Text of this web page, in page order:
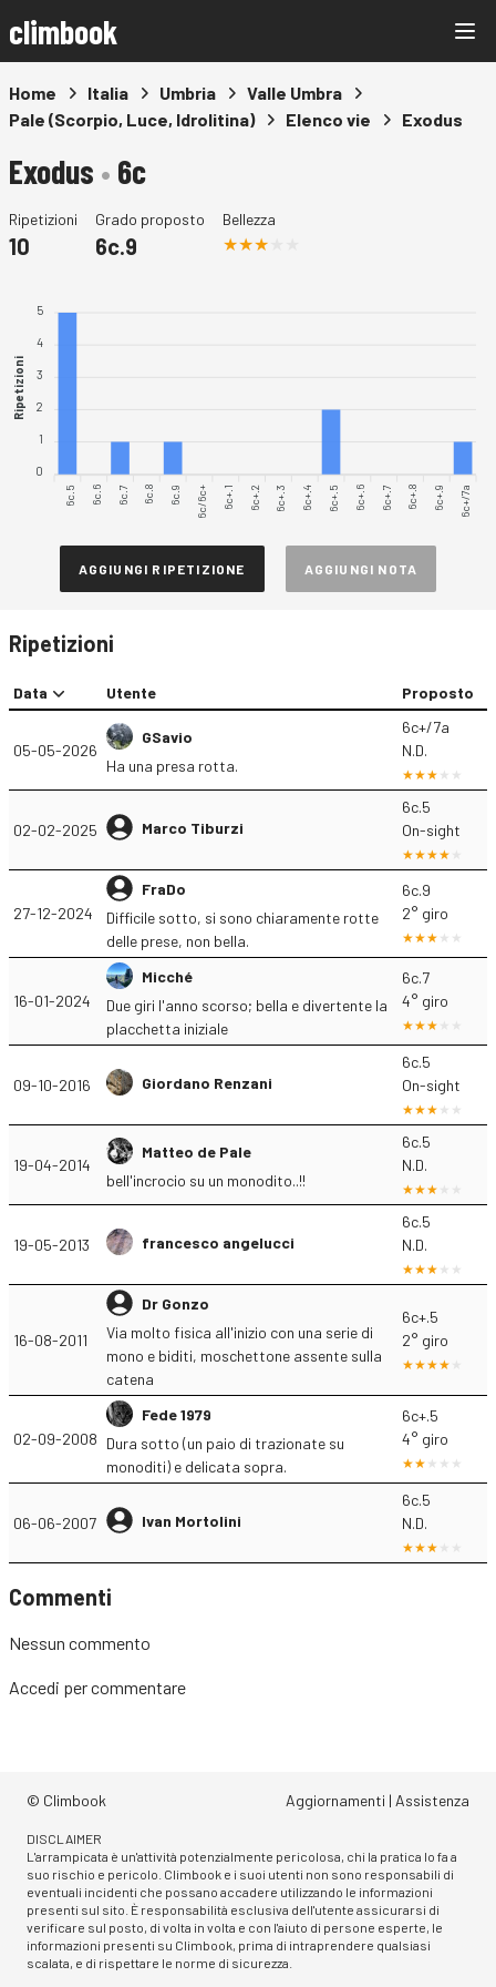
climbook
Home Italia Umbria
Valle Umbra
Pale (Scorpio, Luce, Idrolitina)
Elenco vie Exodus
Exodus • 6c
Ripetizioni
10
Grado proposto
6c.9
Bellezza
5
4
3
2
1
0
Ripetizioni
6c.5 6c.6 6c.7 6c.8 6c.9 6c/6c+ 6c+.1 6c+.2 6c+.3 6c+.4 6c+.5 6c+.6 6c+.7 6c+.8 6c+.9 6c+/7a
AGGIUNGI RIPETIZIONE AGGIUNGI NOTA
Ripetizioni
Data Utente Proposto
05-05-2026
GSavio
Ha una presa rotta.
6c+/7a
N.D.
02-02-2025 Marco Tiburzi
6c.5
On-sight
27-12-2024
FraDo
Difficile sotto, si sono chiaramente rotte
delle prese, non bella.
6c.9
2° giro
16-01-2024
Micché
Due giri l'anno scorso; bella e divertente la
placchetta iniziale
6c.7
4° giro
09-10-2016 Giordano Renzani
6c.5
On-sight
19-04-2014
Matteo de Pale
bell'incrocio su un monodito..!!
6c.5
N.D.
19-05-2013 francesco angelucci
6c.5
N.D.
16-08-2011
Dr Gonzo
Via molto fisica all'inizio con una serie di
mono e biditi, moschettone assente sulla
catena
6c+.5
2° giro
02-09-2008
Fede 1979
Dura sotto (un paio di trazionate su
monoditi) e delicata sopra.
6c+.5
4° giro
06-06-2007 Ivan Mortolini
6c.5
N.D.
Commenti
Nessun commento
Accedi per commentare
© Climbook Aggiornamenti | Assistenza
DISCLAIMER
L'arrampicata è un'attività potenzialmente pericolosa, chi la pratica lo fa a
suo rischio e pericolo. Climbook e i suoi utenti non sono responsabili di
eventuali incidenti che possano accadere utilizzando le informazioni
presenti sul sito. È responsabilità esclusiva dell'utente assicurarsi di
verificare sul posto, di volta in volta e con l'aiuto di persone esperte, le
informazioni presenti su Climbook, prima di intraprendere qualsiasi
scalata, e di rispettare le norme di sicurezza.